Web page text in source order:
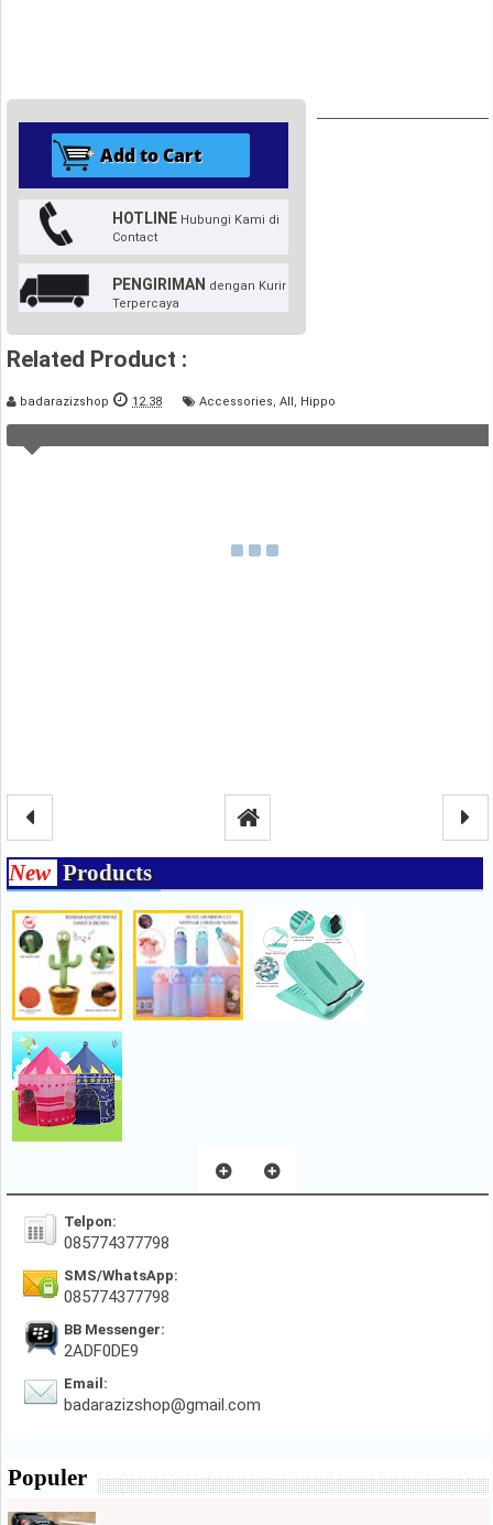
HOTLINE Hubungi Kami di
Contact
PENGIRIMAN dengan Kurir
Terpercaya
Related Product :
badarazizshop 12.38 Accessories All Hippo
New Products
Telpon:
085774377798
SMS/WhatsApp:
085774377798
BB Messenger:
2ADF0DE9
Email:
badarazizshop@gmail.com
Populer